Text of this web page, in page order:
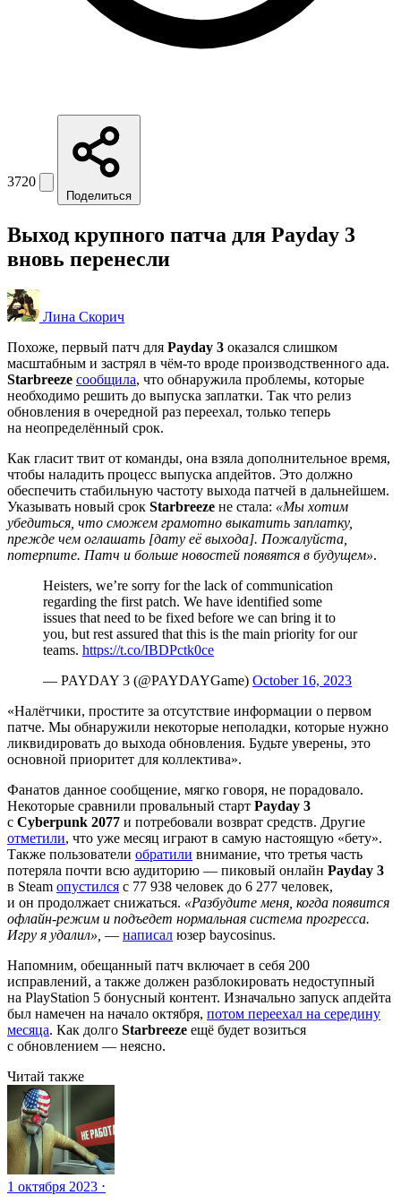
3720
Поделиться
Выход крупного патча для Payday 3
вновь перенесли
Лина Скорич
Похоже, первый патч для Payday 3 оказался слишком
масштабным и застрял в чём-то вроде производственного ада.
Starbreeze сообщила, что обнаружила проблемы, которые
необходимо решить до выпуска заплатки. Так что релиз
обновления в очередной раз переехал, только теперь
на неопределённый срок.
Как гласит твит от команды, она взяла дополнительное время,
чтобы наладить процесс выпуска апдейтов. Это должно
обеспечить стабильную частоту выхода патчей в дальнейшем.
Указывать новый срок Starbreeze не стала: «Мы хотим
убедиться, что сможем грамотно выкатить заплатку,
прежде чем оглашать [дату её выхода]. Пожалуйста,
потерпите. Патч и больше новостей появятся в будущем».
Heisters, we’re sorry for the lack of communication
regarding the first patch. We have identified some
issues that need to be fixed before we can bring it to
you, but rest assured that this is the main priority for our
teams. https://t.co/IBDPctk0ce
— PAYDAY 3 (@PAYDAYGame) October 16, 2023
«Налётчики, простите за отсутствие информации о первом
патче. Мы обнаружили некоторые неполадки, которые нужно
ликвидировать до выхода обновления. Будьте уверены, это
основной приоритет для коллектива».
Фанатов данное сообщение, мягко говоря, не порадовало.
Некоторые сравнили провальный старт Payday 3
с Cyberpunk 2077 и потребовали возврат средств. Другие
отметили, что уже месяц играют в самую настоящую «бету».
Также пользователи обратили внимание, что третья часть
потеряла почти всю аудиторию — пиковый онлайн Payday 3
в Steam опустился с 77 938 человек до 6 277 человек,
и он продолжает снижаться. «Разбудите меня, когда появится
офлайн-режим и подъедет нормальная система прогресса.
Игру я удалил», — написал юзер baycosinus.
Напомним, обещанный патч включает в себя 200
исправлений, а также должен разблокировать недоступный
на PlayStation 5 бонусный контент. Изначально запуск апдейта
был намечен на начало октября, потом переехал на середину
месяца. Как долго Starbreeze ещё будет возиться
с обновлением — неясно.
Читай также
1 октября 2023 ⋅